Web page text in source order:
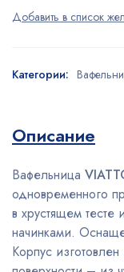
Категории:
Описание
Вафельница
одновременного
в хрустящем
начинками.
Корпус